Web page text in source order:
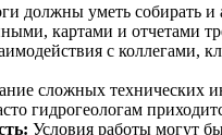
должны уметь собирать
картами и отчетами
с коллегами,
сложных технических
гидрогеологам
Условия работы могут